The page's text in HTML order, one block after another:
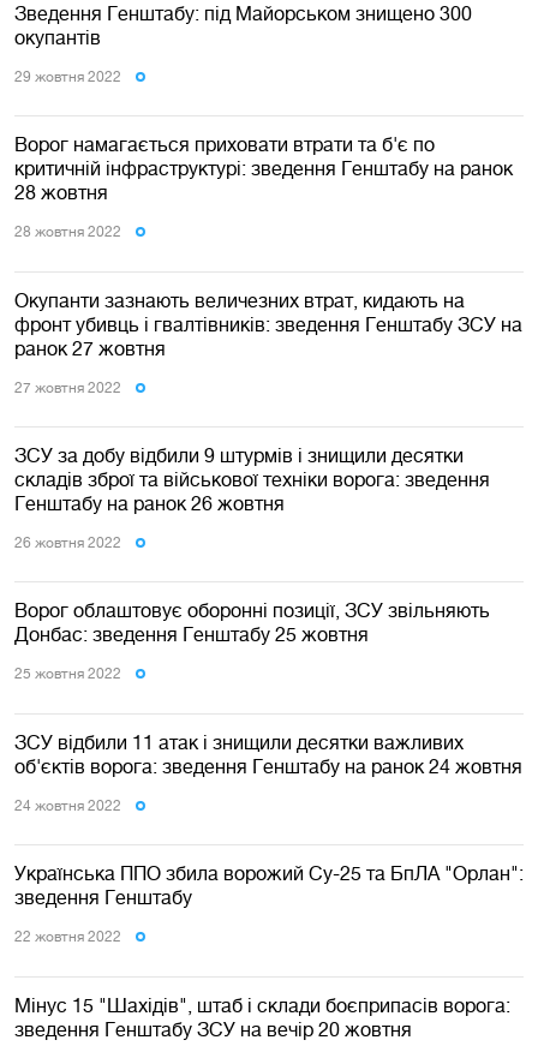
Зведення Генштабу: під Майорськом знищено 300
окупантів
29 жовтня 2022
Ворог намагається приховати втрати та б'є по
критичній інфраструктурі: зведення Генштабу на ранок
28 жовтня
28 жовтня 2022
Окупанти зазнають величезних втрат, кидають на
фронт убивць і гвалтівників: зведення Генштабу ЗСУ на
ранок 27 жовтня
27 жовтня 2022
ЗСУ за добу відбили 9 штурмів і знищили десятки
складів зброї та військової техніки ворога: зведення
Генштабу на ранок 26 жовтня
26 жовтня 2022
Ворог облаштовує оборонні позиції, ЗСУ звільняють
Донбас: зведення Генштабу 25 жовтня
25 жовтня 2022
ЗСУ відбили 11 атак і знищили десятки важливих
об'єктів ворога: зведення Генштабу на ранок 24 жовтня
24 жовтня 2022
Українська ППО збила ворожий Су-25 та БпЛА "Орлан":
зведення Генштабу
22 жовтня 2022
Мінус 15 "Шахідів", штаб і склади боєприпасів ворога:
зведення Генштабу ЗСУ на вечір 20 жовтня